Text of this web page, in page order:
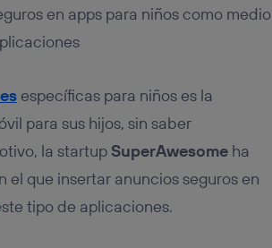
en apps para niños como medio
específicas para niños es la
para sus hijos, sin saber
la startupSuperAwesomeha
el que insertar anuncios seguros en
tipo de aplicaciones.
recibirá el mismo identificador.
ya que se basará
“Administrar Utiq” en la parte
de Utiq (“consenthub”).